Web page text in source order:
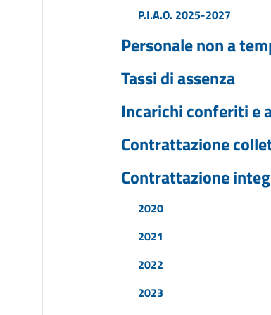
P.I.A.O. 2025-2027
Personale non a
Tassi di assenza
Incarichi conferiti e
Contrattazione
Contrattazione
2020
2021
2022
2023